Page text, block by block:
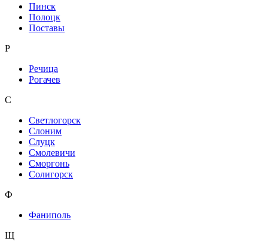
Пинск
Полоцк
Поставы
Р
Речица
Рогачев
С
Светлогорск
Слоним
Слуцк
Смолевичи
Сморгонь
Солигорск
Ф
Фаниполь
Щ